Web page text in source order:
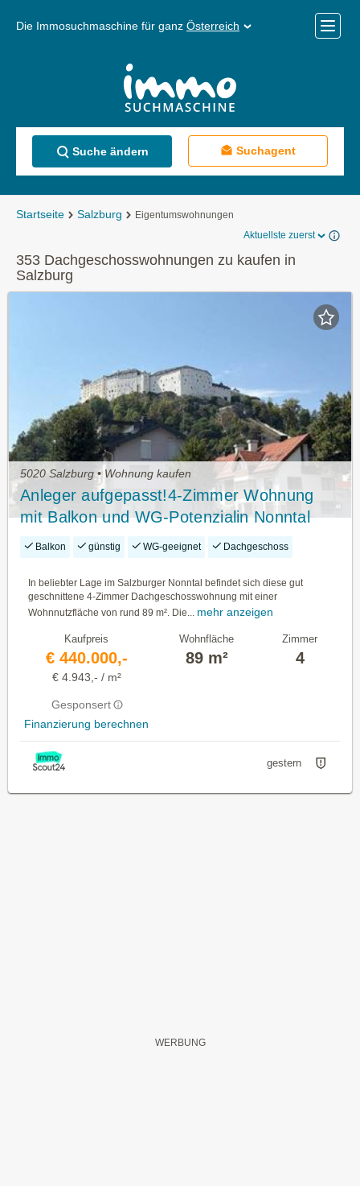
Die Immosuchmaschine für ganz Österreich
Menü
Suche ändern Suchagent
Startseite Salzburg
Eigentumswohnungen
Aktuellste zuerst
353 Dachgeschosswohnungen zu kaufen in
Salzburg
5020 Salzburg • Wohnung kaufen
Anleger aufgepasst!4-Zimmer Wohnung
mit Balkon und WG-Potenzialin Nonntal
Balkon günstig WG-geeignet Dachgeschoss
In beliebter Lage im Salzburger Nonntal befindet sich diese gut
geschnittene 4-Zimmer Dachgeschosswohnung mit einer
Wohnnutzfläche von rund 89 m². Die...
mehr anzeigen
Kaufpreis
€ 440.000,-
€ 4.943,- / m²
Gesponsert
Finanzierung berechnen
Wohnfläche
89 m²
Zimmer
4
gestern